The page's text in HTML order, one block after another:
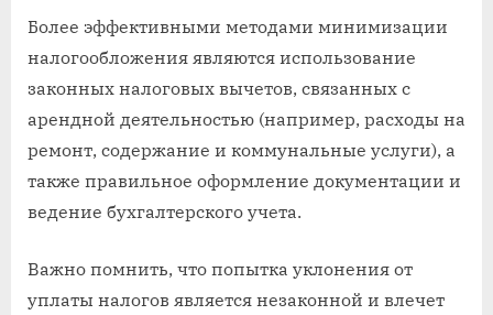
Более эффективными методами минимизации
налогообложения являются использование
законных налоговых вычетов, связанных с
арендной деятельностью (например, расходы на
ремонт, содержание и коммунальные услуги), а
также правильное оформление документации и
ведение бухгалтерского учета.
Важно помнить, что попытка уклонения от
уплаты налогов является незаконной и влечет